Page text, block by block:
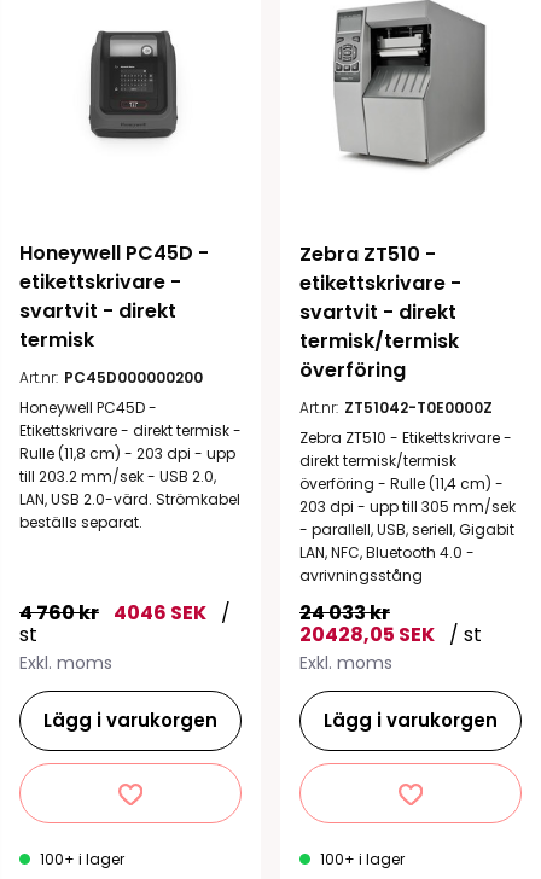
Honeywell PC45D -
etikettskrivare -
svartvit - direkt
termisk
Art.nr: PC45D000000200
Honeywell PC45D -
Etikettskrivare - direkt termisk -
Rulle (11,8 cm) - 203 dpi - upp
till 203.2 mm/sek - USB 2.0,
LAN, USB 2.0-värd. Strömkabel
beställs separat.
4 760 kr 4046 SEK /
st
Exkl. moms
Lägg i varukorgen
100+ i lager
Zebra ZT510 -
etikettskrivare -
svartvit - direkt
termisk/termisk
överföring
Art.nr: ZT51042-T0E0000Z
Zebra ZT510 - Etikettskrivare -
direkt termisk/termisk
överföring - Rulle (11,4 cm) -
203 dpi - upp till 305 mm/sek
- parallell, USB, seriell, Gigabit
LAN, NFC, Bluetooth 4.0 -
avrivningsstång
24 033 kr
20428,05 SEK / st
Exkl. moms
Lägg i varukorgen
100+ i lager